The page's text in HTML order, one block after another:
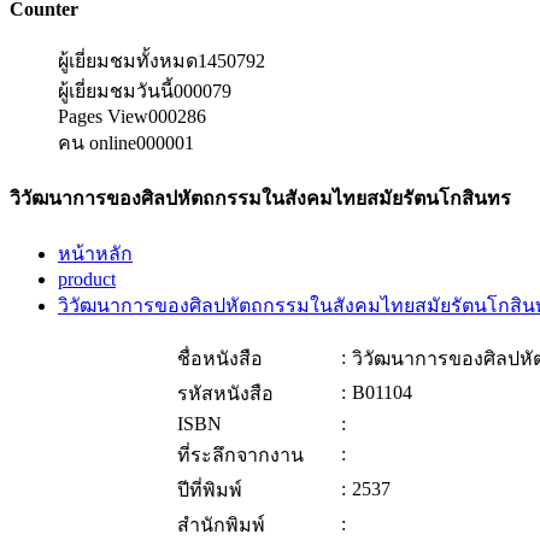
Counter
ผู้เยี่ยมชมทั้งหมด1450792
ผู้เยี่ยมชมวันนี้000079
Pages View000286
คน online000001
วิวัฒนาการของศิลปหัตถกรรมในสังคมไทยสมัยรัตนโกสินทร
หน้าหลัก
product
วิวัฒนาการของศิลปหัตถกรรมในสังคมไทยสมัยรัตนโกสิน
ชื่อหนังสือ : วิวัฒนาการของศิลปหั
รหัสหนังสือ
: B01104
ISBN
:
ที่ระลึกจากงาน
:
ปีที่พิมพ์
: 2537
สำนักพิมพ์
: